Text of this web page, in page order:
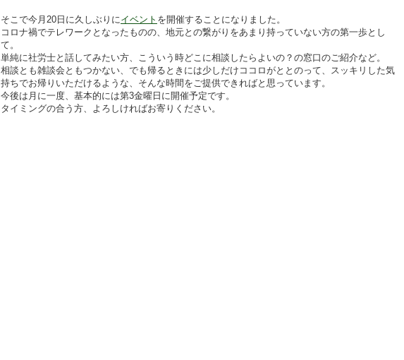
そこで今月20日に久しぶりにイベント を開催することになりました。
コロナ禍でテレワークとなったものの、地元との繋がりをあまり持っていない方の第一歩とし
て。
単純に社労士と話してみたい方、こういう時どこに相談したらよいの？の窓口のご紹介など。
相談とも雑談会ともつかない、でも帰るときには少しだけココロがととのって、スッキリした気
持ちでお帰りいただけるような、そんな時間をご提供できればと思っています。
今後は月に一度、基本的には第3金曜日に開催予定です。
タイミングの合う方、よろしければお寄りください。